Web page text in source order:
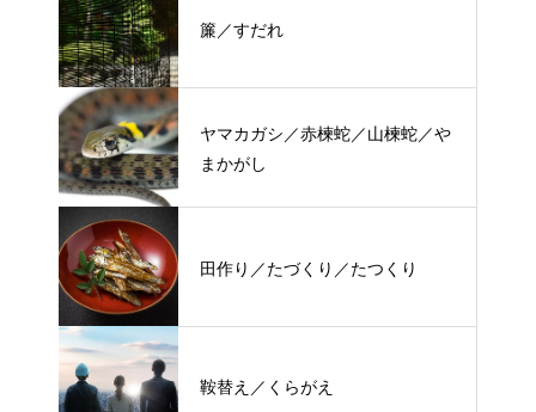
簾／すだれ
ヤマカガシ／赤楝蛇／山楝蛇／や
まかがし
田作り／たづくり／たつくり
鞍替え／くらがえ